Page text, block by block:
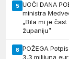
5 UOČI DANA
ministra
„Bila mi je
županiju”
6 POŽEGA
3,3 milijuna